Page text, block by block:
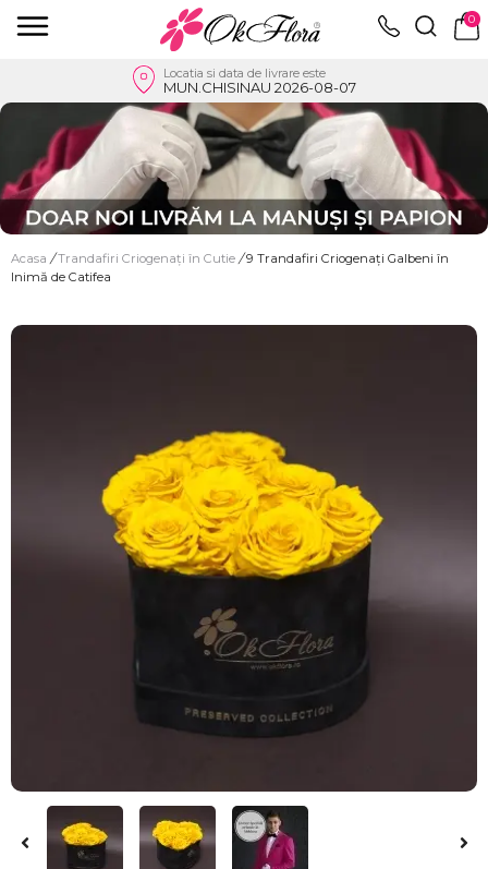
0
Locatia si data de livrare este
MUN.CHISINAU 2026-08-07
Acasa / Trandafiri Criogenați în Cutie / 9 Trandafiri Criogenați Galbeni în
Inimă de Catifea